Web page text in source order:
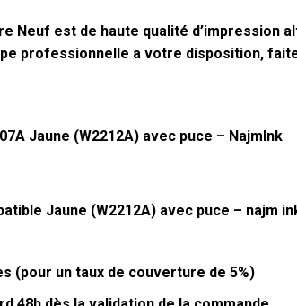
Neuf est de haute qualité
professionnelle a votre disposition,
Jaune (W2212A) avec puce – NajmInk
Jaune (W2212A) avec puce – najm
(pour un taux de couverture de 5%)